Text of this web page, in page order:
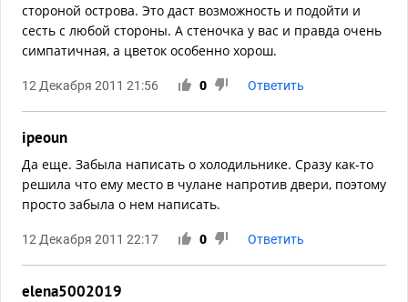
стороной острова. Это даст возможность и подойти и
сесть с любой стороны. А стеночка у вас и правда очень
симпатичная, а цветок особенно хорош.
12 Декабря 2011 21:56 0 Ответить
ipeoun
Да еще. Забыла написать о холодильнике. Сразу как-то
решила что ему место в чулане напротив двери, поэтому
просто забыла о нем написать.
12 Декабря 2011 22:17 0 Ответить
elena5002019